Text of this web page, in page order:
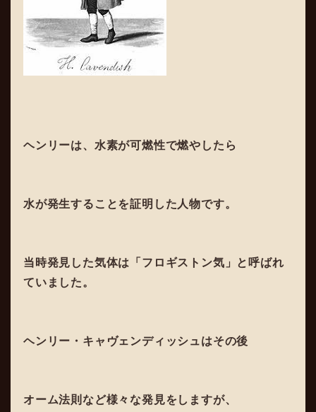
ヘンリーは、水素が可燃性で燃やしたら
水が発生することを証明した人物です。
当時発見した気体は「フロギストン気」と呼ばれ
ていました。
ヘンリー・キャヴェンディッシュはその後
オーム法則など様々な発見をしますが、